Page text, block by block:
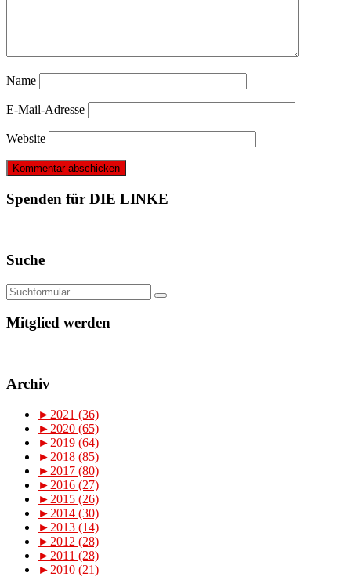
Name
E-Mail-Adresse
Website
Spenden für DIE LINKE
Suche
Mitglied werden
Archiv
► 2021 (36)
► 2020 (65)
► 2019 (64)
► 2018 (85)
► 2017 (80)
► 2016 (27)
► 2015 (26)
► 2014 (30)
► 2013 (14)
► 2012 (28)
► 2011 (28)
► 2010 (21)